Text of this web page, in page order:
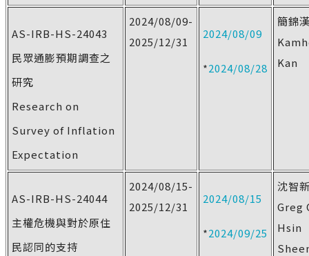
AS-IRB-HS-24043
民眾通膨預期調查之
研究
Research on
Survey of Inflation
Expectation
2024/08/09-
2025/12/31
2024/08/09
*2024/08/28
簡錦
Kan
AS-IRB-HS-24044
主權危機與對於原住
民認同的支持
2024/08/15-
2025/12/31
2024/08/15
*2024/09/25
沈智
Greg
Hsin